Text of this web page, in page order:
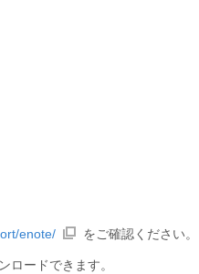
enote/ をご確認ください。
ロードできます。